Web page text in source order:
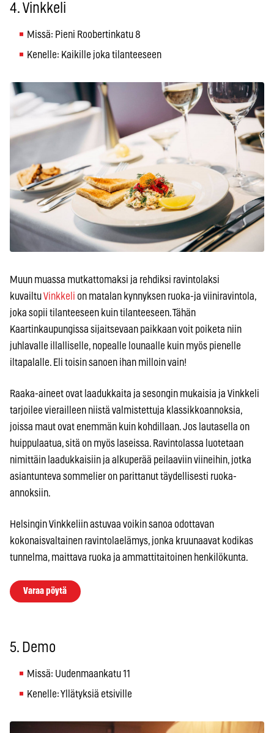
4. Vinkkeli
Missä: Pieni Roobertinkatu 8
Kenelle: Kaikille joka tilanteeseen
Muun muassa mutkattomaksi ja rehdiksi ravintolaksi
kuvailtuVinkkeli on matalan kynnyksen ruoka-ja viiniravintola,
joka sopii tilanteeseen kuin tilanteeseen. Tähän
Kaartinkaupungissa sijaitsevaan paikkaan voit poiketa niin
juhlavalle illalliselle, nopealle lounaalle kuin myös pienelle
iltapalalle. Eli toisin sanoen ihan milloin vain!
Raaka-aineet ovat laadukkaita ja sesongin mukaisia ja Vinkkeli
tarjoilee vierailleen niistä valmistettuja klassikkoannoksia,
joissa maut ovat enemmän kuin kohdillaan. Jos lautasella on
huippulaatua, sitä on myös laseissa. Ravintolassa luotetaan
nimittäin laadukkaisiin ja alkuperää peilaaviin viineihin, jotka
asiantunteva sommelier on parittanut täydellisesti ruoka-
annoksiin.
Helsingin Vinkkeliin astuvaa voikin sanoa odottavan
kokonaisvaltainen ravintolaelämys, jonka kruunaavat kodikas
tunnelma, maittava ruoka ja ammattitaitoinen henkilökunta.
Varaa pöytä
5. Demo
Missä: Uudenmaankatu 11
Kenelle: Yllätyksiä etsiville